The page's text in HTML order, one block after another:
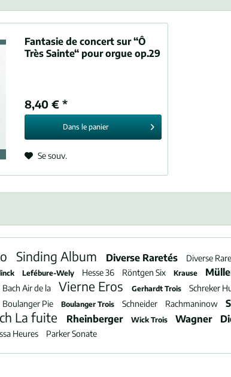
Fantasie de concert sur “Ô
Très Sainte“ pour orgue op.29
8,40 € *
Dans le panier
Se souv.
Sinding Album Diverse Raretés Diverse
Lefébure-Wely Hesse 36 Röntgen Six Krause
Bach Air de la Vierne Eros Gerhardt Trois Schreker
Boulanger Pie Boulanger Trois Schneider Rachmaninow
La fuite Rheinberger Wick Trois Wagner
Heures Parker Sonate